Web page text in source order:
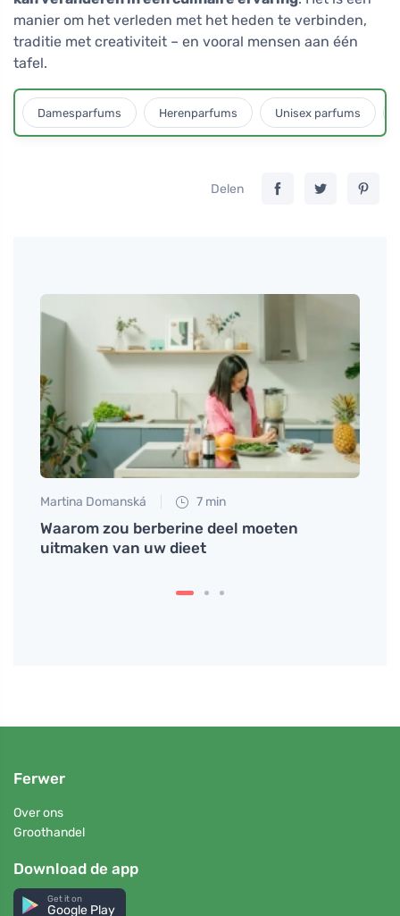
manier om het verleden met het heden te verbinden,
traditie met creativiteit – en vooral mensen aan één
tafel.
Damesparfums Herenparfums Unisex parfums
Delen
Martina Domanská 7 min
Waarom zou berberine deel moeten
uitmaken van uw dieet
Ferwer
Over ons
Groothandel
Download de app
Get it on
Google Play